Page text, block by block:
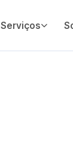
Serviços